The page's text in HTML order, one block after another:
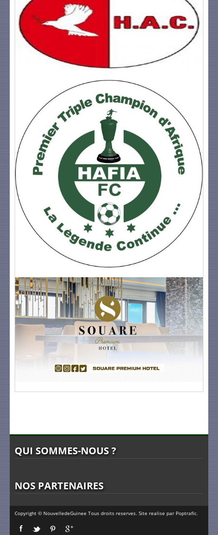
QUI SOMMES-NOUS ?
NOS PARTENAIRES
Copyright © NouvelledeGuinee Tous droits reserves. Site realise par Poptrafic.